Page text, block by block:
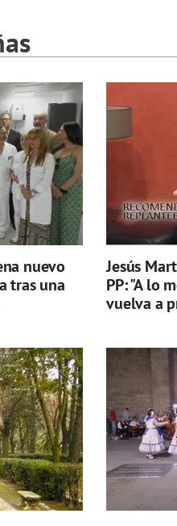
nuevo
tras una
Jesús
PP: "A lo
vuelva a